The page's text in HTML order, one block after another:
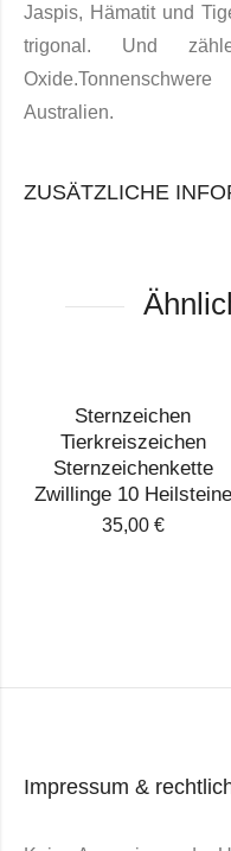
Jaspis, Hämatit und
trigonal. Und
Australien.
ZUSÄTZLICHE
Sternzeichen
Tierkreiszeichen
Sternzeichenkette
Zwillinge 10 Heilsteine
35,00 €
Impressum &